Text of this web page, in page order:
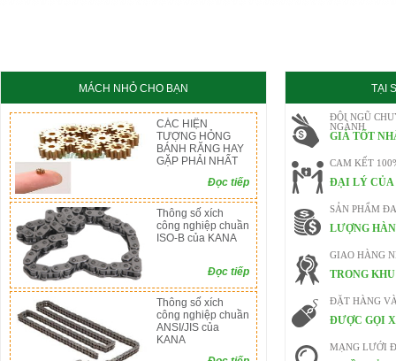
MÁCH NHỎ CHO BẠN
CÁC HIỆN
TƯỢNG HỎNG
BÁNH RĂNG HAY
GẶP PHẢI NHẤT
Đọc tiếp
Thông số xích
công nghiệp chuần
ISO-B của KANA
Đọc tiếp
Thông số xích
công nghiệp chuần
ANSI/JIS của
KANA
TẠI
ĐỘI NGŨ
NGÀNH
GIÁ TỐT
CAM KẾT
ĐẠI LÝ CỦA
SẢN PHẨM
LƯỢNG
GIAO HÀNG
TRONG
ĐẶT HÀNG
ĐƯỢC GỌI
MẠNG LƯỚI